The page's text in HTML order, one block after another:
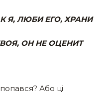
Я, ЛЮБИ ЕГО, ХРАНИ
ОН НЕ ОЦЕНИТ
Або ці